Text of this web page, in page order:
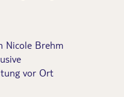
Nicole Brehm
vor Ort